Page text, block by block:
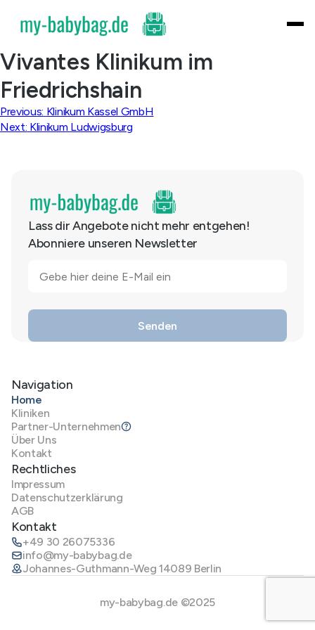
content
Vivantes Klinikum im
Friedrichshain
Beitragsnavigation
Previous: Klinikum Kassel GmbH
Next: Klinikum Ludwigsburg
Lass dir Angebote nicht mehr entgehen!
Abonniere unseren Newsletter
Navigation
Home
Kliniken
Partner-Unternehmen
Über Uns
Kontakt
Rechtliches
Impressum
Datenschutzerklärung
AGB
Kontakt
+49 30 26075336
info@my-babybag.de
Johannes-Guthmann-Weg 14089 Berlin
my-babybag.de ©2025